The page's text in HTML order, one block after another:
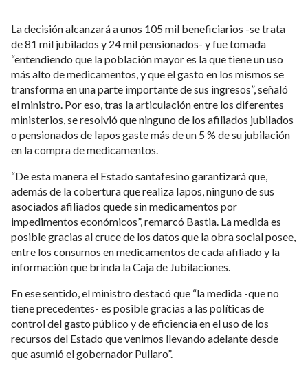
La decisión alcanzará a unos 105 mil beneficiarios -se trata
de 81 mil jubilados y 24 mil pensionados- y fue tomada
“entendiendo que la población mayor es la que tiene un uso
más alto de medicamentos, y que el gasto en los mismos se
transforma en una parte importante de sus ingresos”, señaló
el ministro. Por eso, tras la articulación entre los diferentes
ministerios, se resolvió que ninguno de los afiliados jubilados
o pensionados de Iapos gaste más de un 5 % de su jubilación
en la compra de medicamentos.
“De esta manera el Estado santafesino garantizará que,
además de la cobertura que realiza Iapos, ninguno de sus
asociados afiliados quede sin medicamentos por
impedimentos económicos”, remarcó Bastia. La medida es
posible gracias al cruce de los datos que la obra social posee,
entre los consumos en medicamentos de cada afiliado y la
información que brinda la Caja de Jubilaciones.
En ese sentido, el ministro destacó que “la medida -que no
tiene precedentes- es posible gracias a las políticas de
control del gasto público y de eficiencia en el uso de los
recursos del Estado que venimos llevando adelante desde
que asumió el gobernador Pullaro”.